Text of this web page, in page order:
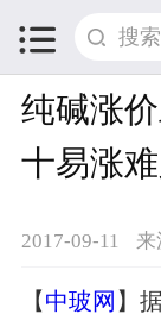

纯碱涨
十易涨
2017-09-11 来
【 中玻网 】